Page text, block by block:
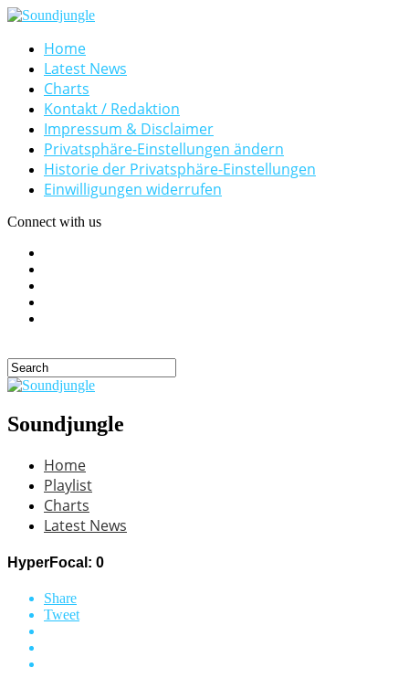
Home
Latest News
Charts
Kontakt / Redaktion
Impressum & Disclaimer
Privatsphäre-Einstellungen ändern
Historie der Privatsphäre-Einstellungen
Einwilligungen widerrufen
Connect with us
Soundjungle
Home
Playlist
Charts
Latest News
HyperFocal: 0
Share
Tweet